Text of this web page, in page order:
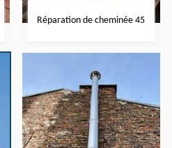
Réparation de cheminée 45